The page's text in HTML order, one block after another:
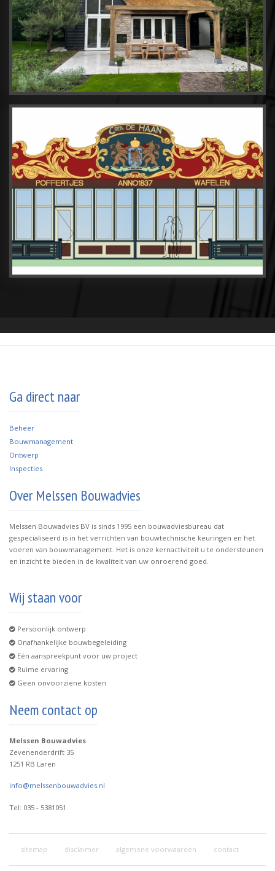
Ga direct naar
Beheer
Bouwmanagement
Ontwerp
Inspecties
Over Melssen Bouwadvies
Melssen Bouwadvies BV is sinds 1995 een bouwadviesbureau dat
gespecialiseerd is in het verrichten van bouwtechnische keuringen en het
voeren van bouwmanagement. Het is onze kernactiviteit u te ondersteunen
en inzicht te bieden in de kwaliteit van uw onroerend goed.
Wij staan voor
Persoonlijk ontwerp
Onafhankelijke bouwbegeleiding
Eén aanspreekpunt voor uw project
Ruime ervaring
Geen onvoorziene kosten
Neem contact op
Melssen Bouwadvies
Zevenenderdrift 35
1251 RB Laren
info@melssenbouwadvies.nl
Tel: 035 - 5381051
sitemap disclaimer algemene voorwaarden contact